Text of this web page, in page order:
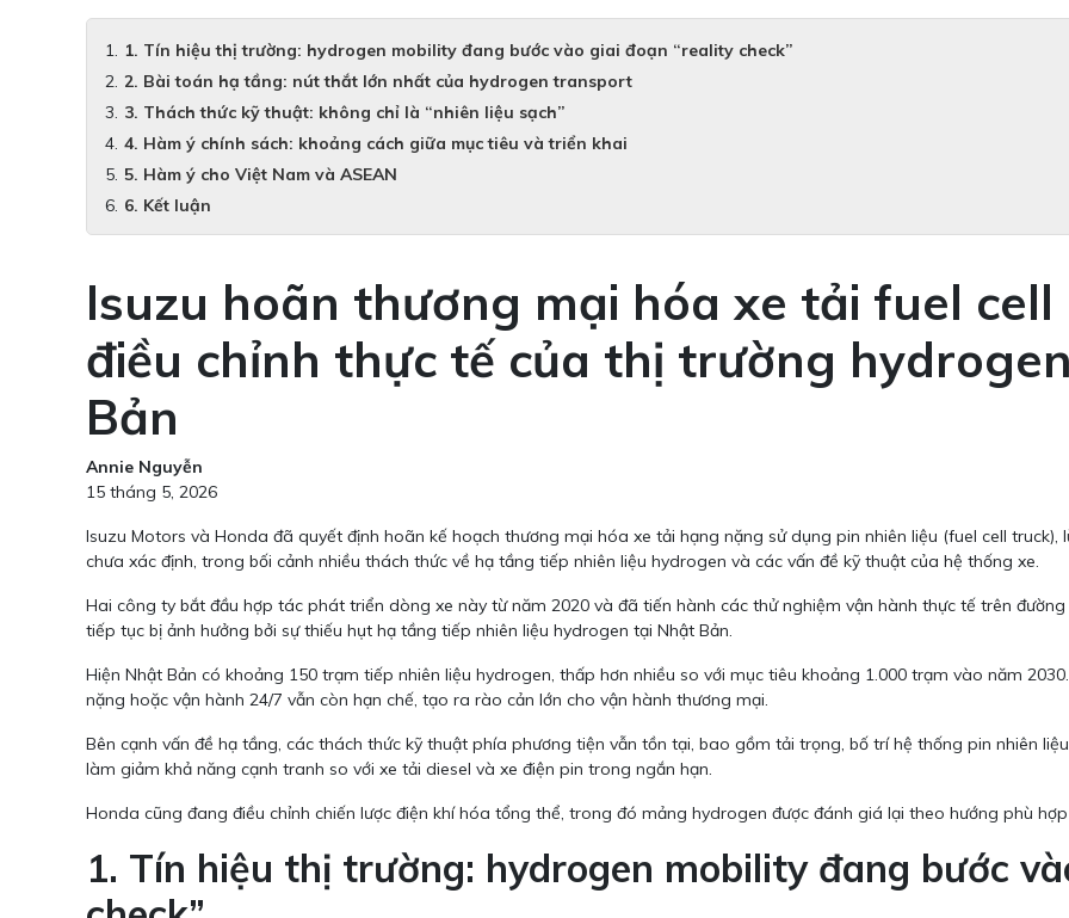
1. Tín hiệu thị trường: hydrogen mobility đang bước vào giai đoạn “reality check”
2. Bài toán hạ tầng: nút thắt lớn nhất của hydrogen transport
3. Thách thức kỹ thuật: không chỉ là “nhiên liệu sạch”
4. Hàm ý chính sách: khoảng cách giữa mục tiêu và triển khai
5. Hàm ý cho Việt Nam và ASEAN
6. Kết luận
Isuzu hoãn thương mại hóa xe tải fuel
điều chỉnh thực tế của thị trường
Bản
Annie Nguyễn
15 tháng 5, 2026
Isuzu Motors và Honda đã quyết định hoãn kế hoạch thương mại hóa xe tải hạng nặng sử dụng pin nhiên liệu (fuel cell
chưa xác định, trong bối cảnh nhiều thách thức về hạ tầng tiếp nhiên liệu hydrogen và các vấn đề kỹ thuật của hệ thống xe.
Hai công ty bắt đầu hợp tác phát triển dòng xe này từ năm 2020 và đã tiến hành các thử nghiệm vận hành thực tế trên
tiếp tục bị ảnh hưởng bởi sự thiếu hụt hạ tầng tiếp nhiên liệu hydrogen tại Nhật Bản.
Hiện Nhật Bản có khoảng 150 trạm tiếp nhiên liệu hydrogen, thấp hơn nhiều so với mục tiêu khoảng 1.000 trạm vào năm
nặng hoặc vận hành 24/7 vẫn còn hạn chế, tạo ra rào cản lớn cho vận hành thương mại.
Bên cạnh vấn đề hạ tầng, các thách thức kỹ thuật phía phương tiện vẫn tồn tại, bao gồm tải trọng, bố trí hệ thống pin nhiên
làm giảm khả năng cạnh tranh so với xe tải diesel và xe điện pin trong ngắn hạn.
Honda cũng đang điều chỉnh chiến lược điện khí hóa tổng thể, trong đó mảng hydrogen được đánh giá lại theo hướng phù
1. Tín hiệu thị trường: hydrogen mobility đang bước